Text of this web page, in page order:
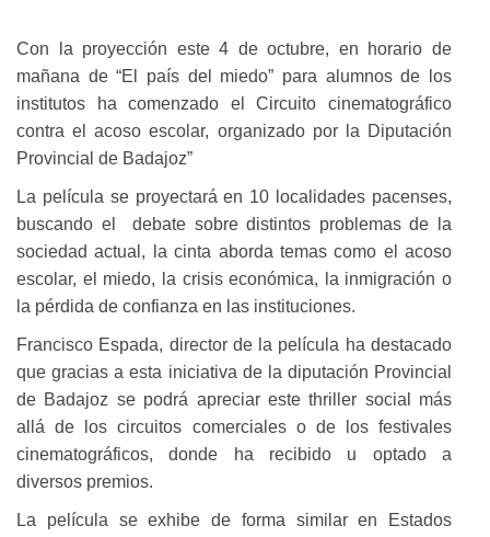
Con la proyección este 4 de octubre, en horario de
mañana de “El país del miedo” para alumnos de los
institutos ha comenzado el Circuito cinematográfico
contra el acoso escolar, organizado por la Diputación
Provincial de Badajoz”
La película se proyectará en 10 localidades pacenses,
buscando el debate sobre distintos problemas de la
sociedad actual, la cinta aborda temas como el acoso
escolar, el miedo, la crisis económica, la inmigración o
la pérdida de confianza en las instituciones.
Francisco Espada, director de la película ha destacado
que gracias a esta iniciativa de la diputación Provincial
de Badajoz se podrá apreciar este thriller social más
allá de los circuitos comerciales o de los festivales
cinematográficos, donde ha recibido u optado a
diversos premios.
La película se exhibe de forma similar en Estados